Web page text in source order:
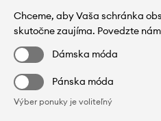
Chceme, aby Vaša schránka
skutočne zaujíma. Povedzte
Dámska móda
Pánska móda
Výber ponuky je voliteľný